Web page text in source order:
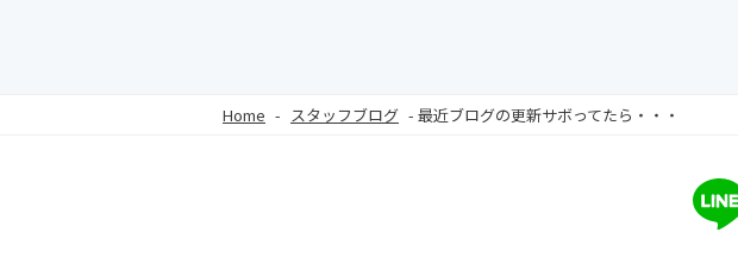
Home - スタッフブログ - 最近ブログの更新サボってたら・・・